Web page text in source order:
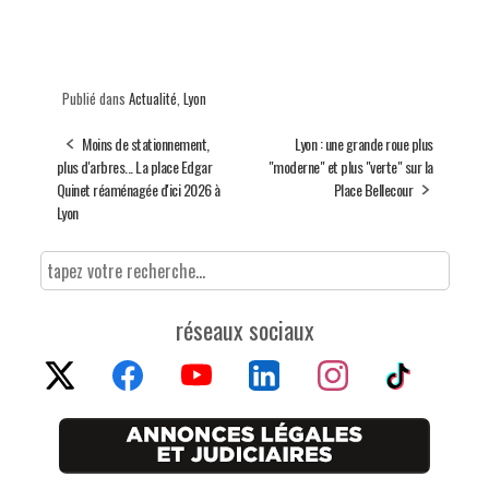
Publié dans Actualité, Lyon
Moins de stationnement,
plus d'arbres... La place Edgar
Quinet réaménagée d'ici 2026 à
Lyon
Lyon : une grande roue plus
"moderne" et plus "verte" sur la
Place Bellecour
réseaux sociaux